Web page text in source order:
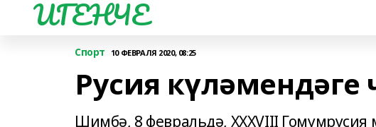
ИГЕНЧЕ
Спорт 10 ФЕВРАЛЯ 2020, 08:25
Русия
Шимбә, 8 февральдә, XXXVIII Гомумрусия